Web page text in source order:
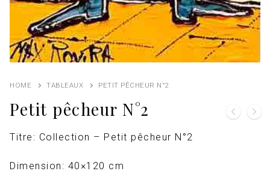
HOME TABLEAUX PETIT PÊCHEUR N°2
Petit pêcheur N°2
Titre: Collection – Petit pêcheur N°2
Dimension: 40×120 cm